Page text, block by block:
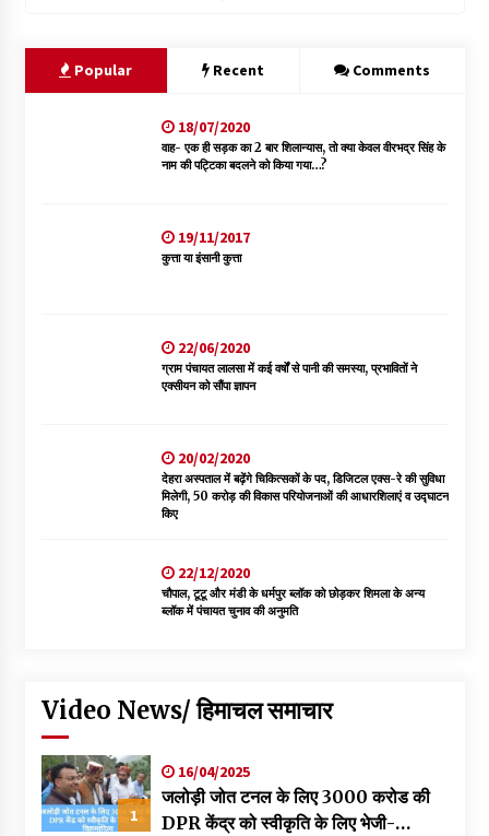
Popular Recent Comments
18/07/2020
वाह- एक ही सड़क का 2 बार शिलान्यास, तो क्या केवल वीरभद्र सिंह के
नाम की पट्टिका बदलने को किया गया…?
19/11/2017
कुत्ता या इंसानी कुत्ता
22/06/2020
ग्राम पंचायत लालसा में कई वर्षों से पानी की समस्या, प्रभावितों ने
एक्सीयन को सौंपा ज्ञापन
20/02/2020
देहरा अस्पताल में बढ़ेंगे चिकित्सकों के पद, डिजिटल एक्स-रे की सुविधा
मिलेगी, 50 करोड़ की विकास परियोजनाओं की आधारशिलाएं व उद्घाटन
किए
22/12/2020
चौपाल, टूटू और मंडी के धर्मपुर ब्लॉक को छोड़कर शिमला के अन्य
ब्लॉक में पंचायत चुनाव की अनुमति
Video News/ हिमाचल समाचार
1
16/04/2025
जलोड़ी जोत टनल के लिए 3000 करोड की
DPR केंद्र को स्वीकृति के लिए भेजी-